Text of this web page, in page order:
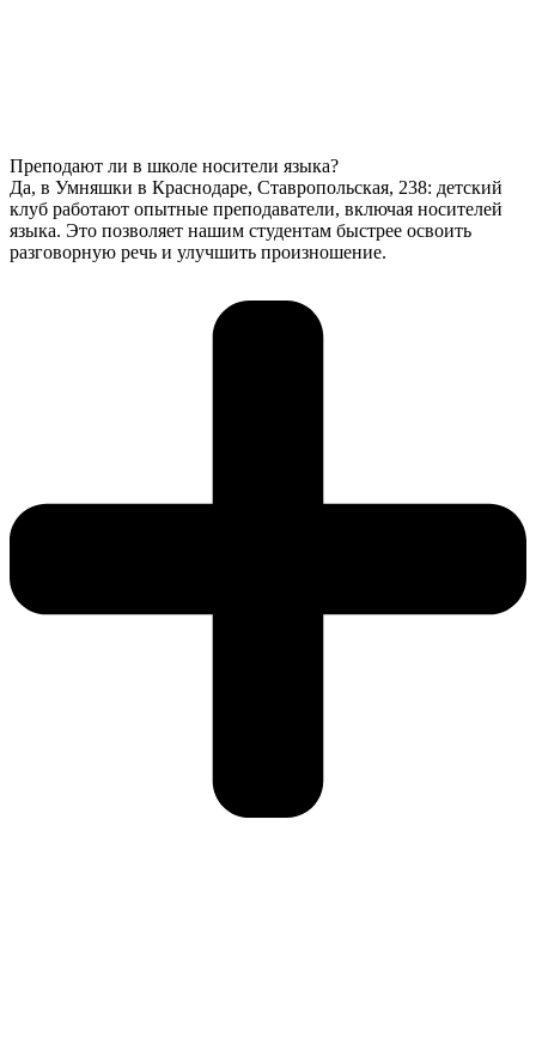
Преподают ли в школе носители языка?
Да, в Умняшки в Краснодаре, Ставропольская, 238: детский
клуб работают опытные преподаватели, включая носителей
языка. Это позволяет нашим студентам быстрее освоить
разговорную речь и улучшить произношение.